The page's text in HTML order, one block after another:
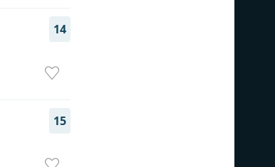
14
15